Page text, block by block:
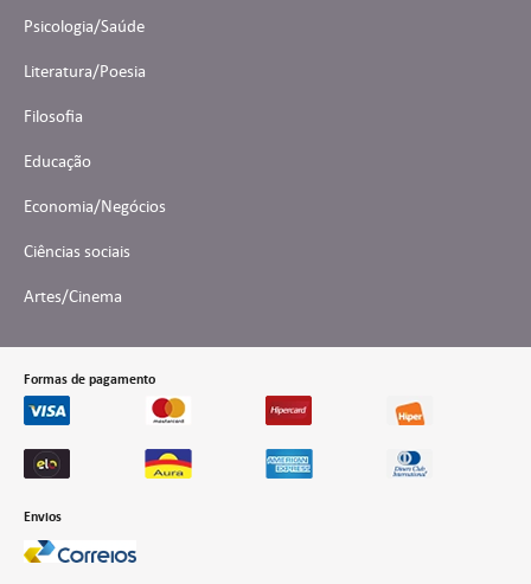
Psicologia/Saúde
Literatura/Poesia
Filosofia
Educação
Economia/Negócios
Ciências sociais
Artes/Cinema
Formas de pagamento
Envios